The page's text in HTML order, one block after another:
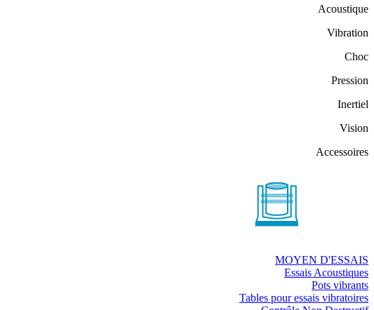
Acoustique
Vibration
Choc
Pression
Inertiel
Vision
Accessoires
MOYEN D'ESSAIS
Essais Acoustiques
Pots vibrants
Tables pour essais vibratoires